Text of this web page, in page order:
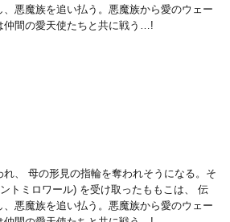
悪魔族を追い払う。悪魔族から愛のウェー
仲間の愛天使たちと共に戦う…!
、 母の形見の指輪を奪われそうになる。そ
トミロワール) を受け取ったももこは、 伝
悪魔族を追い払う。悪魔族から愛のウェー